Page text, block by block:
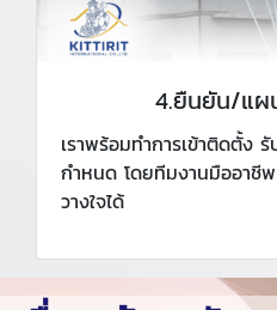
4.ยืนยัน/แผ
เราพร้อมทำการเข้าติดตั้ง รั
กำหนด โดยทีมงานมืออาชี
วางใจได้